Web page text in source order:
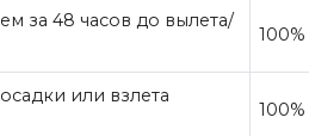
за 48 часов до вылета/
100%
или взлета
100%